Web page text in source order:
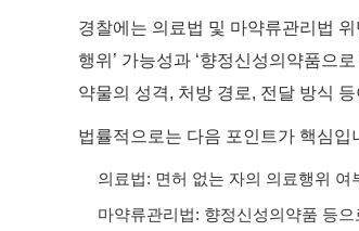
경찰에는 의료법 및 마약류관리법
행위’ 가능성과 ‘향정신성의약품으
약물의 성격, 처방 경로, 전달 방식
법률적으로는 다음 포인트가 핵심입
의료법: 면허 없는 자의 의료행위
마약류관리법: 향정신성의약품 등